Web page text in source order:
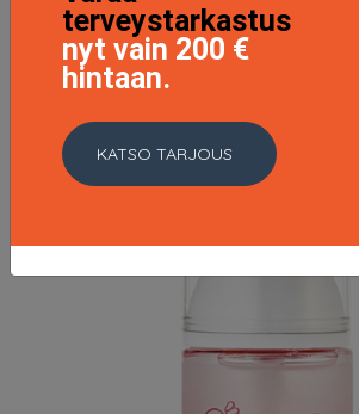
LISÄTIETOJA
terveystarkastus
nyt vain 200 €
hintaan.
KATSO TARJOUS